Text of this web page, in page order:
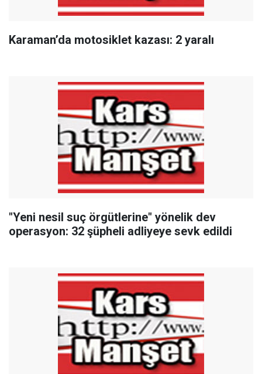
Karaman’da motosiklet kazası: 2 yaralı
"Yeni nesil suç örgütlerine" yönelik dev
operasyon: 32 şüpheli adliyeye sevk edildi